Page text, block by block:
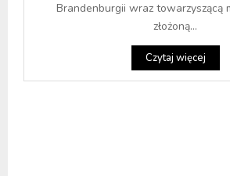
Brandenburgii wraz towarzyszącą
złożoną...
Czytaj więcej